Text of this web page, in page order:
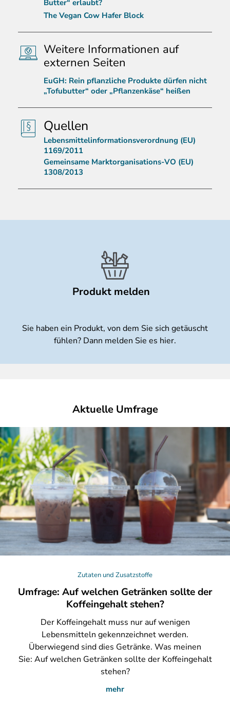
Butter“ erlaubt?
The Vegan Cow Hafer Block
Weitere Informationen auf
externen Seiten
EuGH: Rein pflanzliche Produkte dürfen nicht
„Tofubutter“ oder „Pflanzenkäse“ heißen
Quellen
Lebensmittelinformationsverordnung (EU)
1169/2011
Gemeinsame Marktorganisations-VO (EU)
1308/2013
Produkt melden
Sie haben ein Produkt, von dem Sie sich getäuscht
fühlen? Dann melden Sie es hier.
Aktuelle Umfrage
Zutaten und Zusatzstoffe
Umfrage: Auf welchen Getränken sollte der
Koffeingehalt stehen?
DerKoffeingehalt muss nur auf wenigen
Lebensmitteln gekennzeichnet werden.
Überwiegend sind dies Getränke. Was meinen
Sie: Auf welchen Getränken sollte der Koffeingehalt
stehen?
mehr